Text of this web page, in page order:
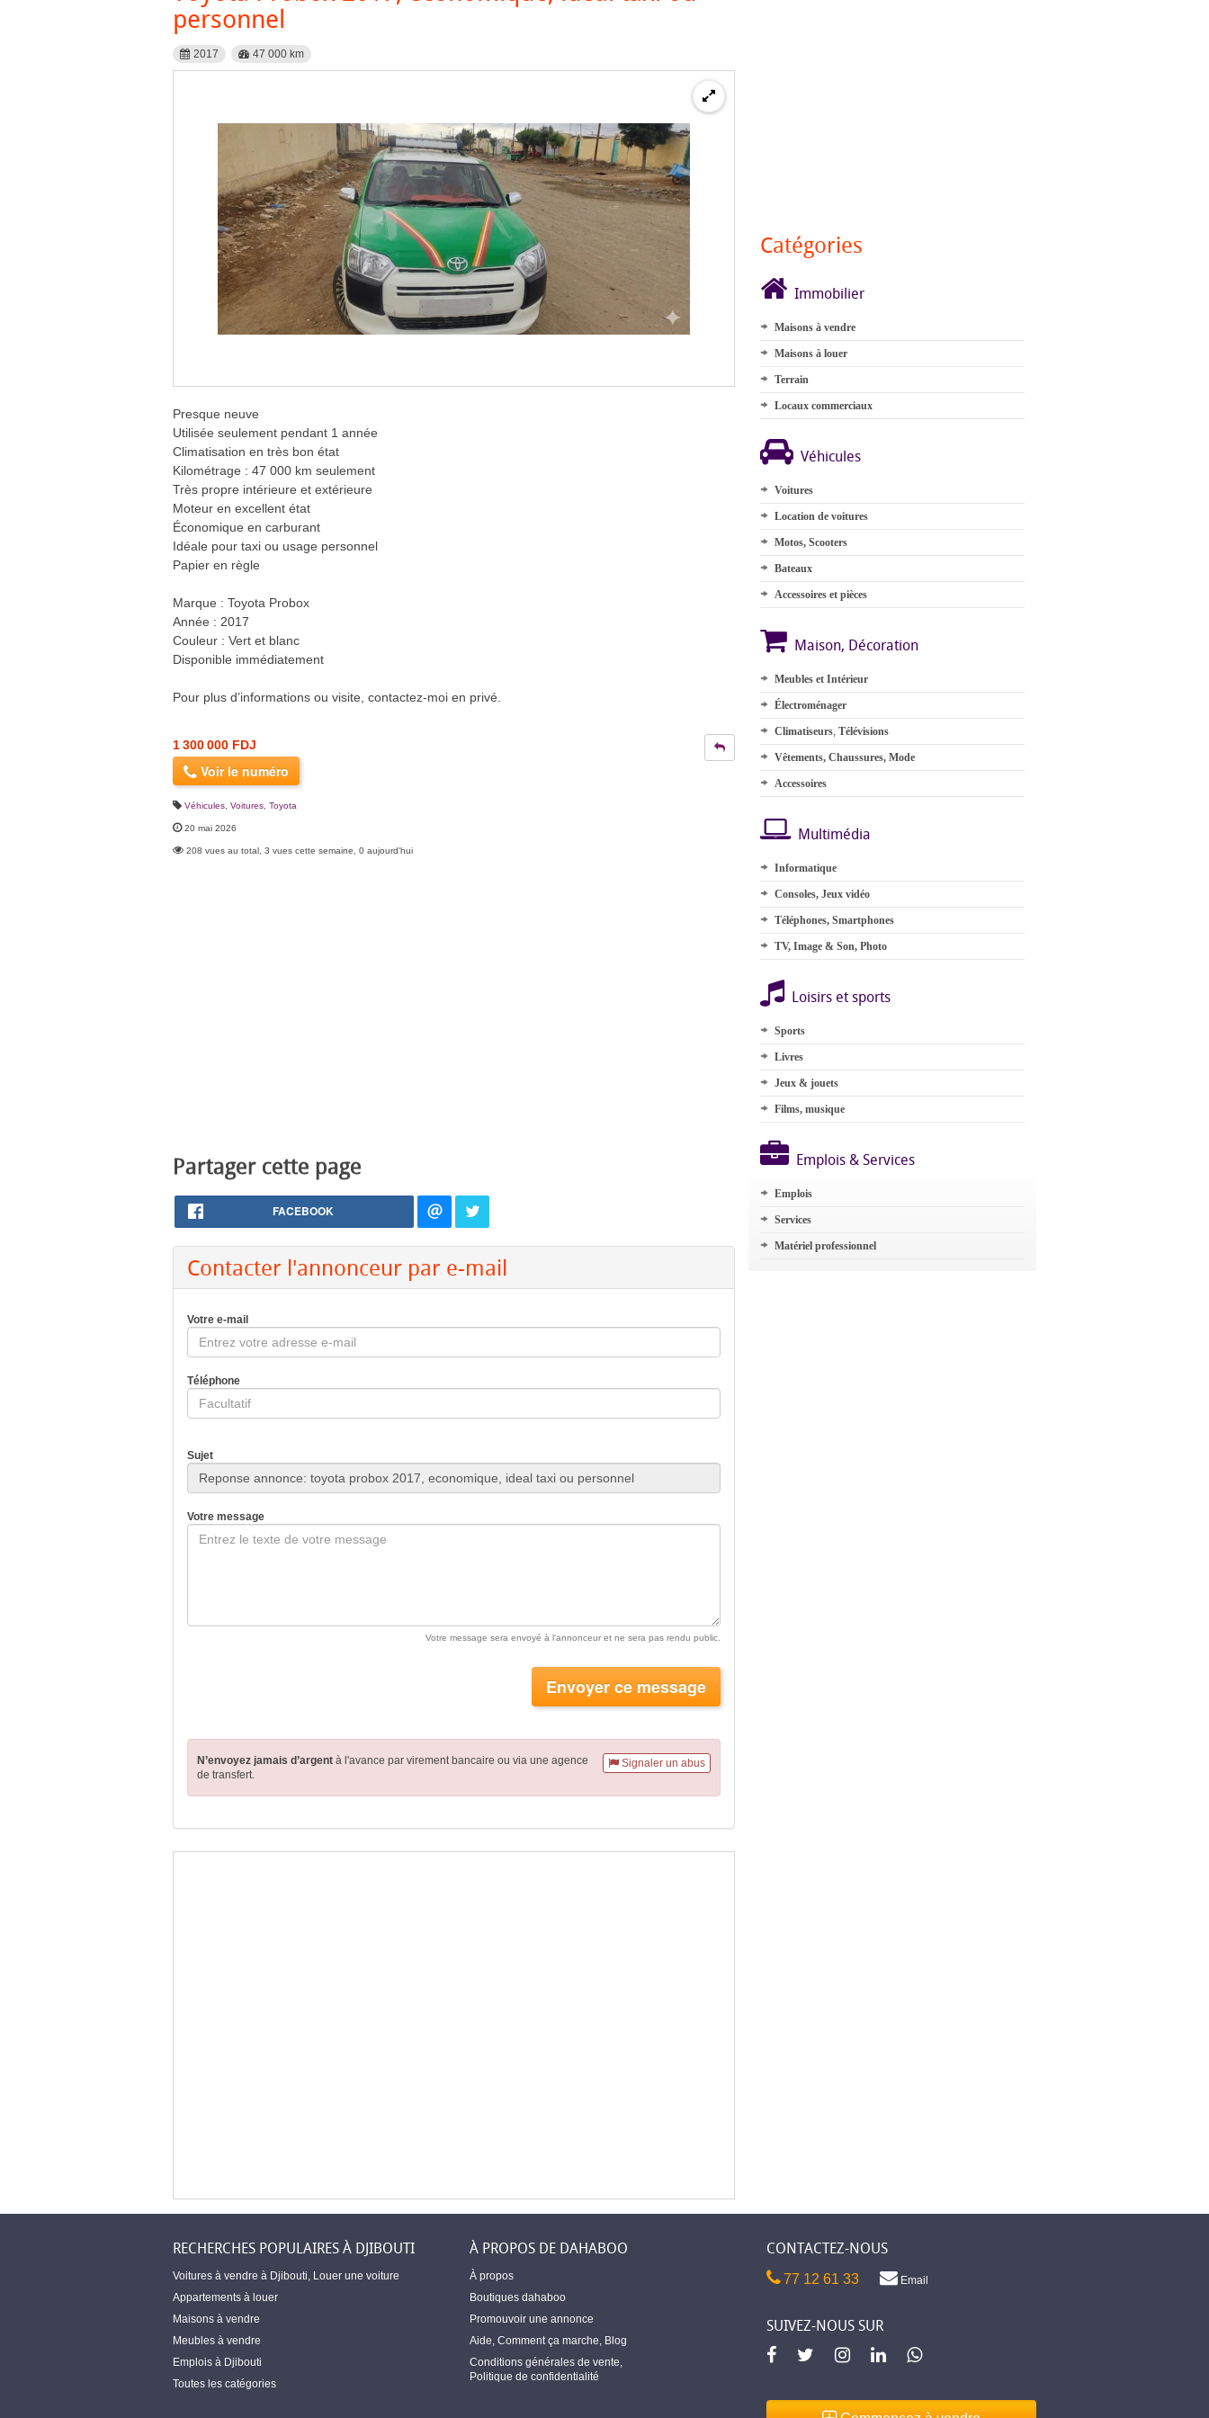
personnel
2017 47 000 km
Presque neuve
Utilisée seulement pendant 1 année
Climatisation en très bon état
Kilométrage : 47 000 km seulement
Très propre intérieure et extérieure
Moteur en excellent état
Économique en carburant
Idéale pour taxi ou usage personnel
Papier en règle
Marque : Toyota Probox
Année : 2017
Couleur : Vert et blanc
Disponible immédiatement
Pour plus d’informations ou visite, contactez-moi en privé.
1 300 000 FDJ
Voir le numéro
Véhicules Voitures Toyota
20 mai 2026
208 vues au total, 3 vues cette semaine, 0 aujourd'hui
Partager cette page
FACEBOOK
Contacter l'annonceur par e-mail
Votre e-mail
Téléphone
Sujet
Votre message
Votre message sera envoyé à l'annonceur et ne sera pas rendu public.
Envoyer ce message
Signaler un abus
N’envoyez jamais d’argent à l'avance par virement bancaire ou via une agence
de transfert.
Catégories
Immobilier
Maisons à vendre
Maisons à louer
Terrain
Locaux commerciaux
Véhicules
Voitures
Location de voitures
Motos, Scooters
Bateaux
Accessoires et pièces
Maison, Décoration
Meubles et Intérieur
Électroménager
Climatiseurs, Télévisions
Vêtements, Chaussures, Mode
Accessoires
Multimédia
Informatique
Consoles, Jeux vidéo
Téléphones, Smartphones
TV, Image & Son, Photo
Loisirs et sports
Sports
Livres
Jeux & jouets
Films, musique
Emplois & Services
Emplois
Services
Matériel professionnel
RECHERCHES POPULAIRES À DJIBOUTI
Voitures à vendre à Djibouti Louer une voiture
Appartements à louer
Maisons à vendre
Meubles à vendre
Emplois à Djibouti
Toutes les catégories
À PROPOS DE DAHABOO
À propos
Boutiques dahaboo
Promouvoir une annonce
Aide Comment ça marche Blog
Conditions générales de vente
Politique de confidentialité
CONTACTEZ-NOUS
77 12 61 33 Email
SUIVEZ-NOUS SUR